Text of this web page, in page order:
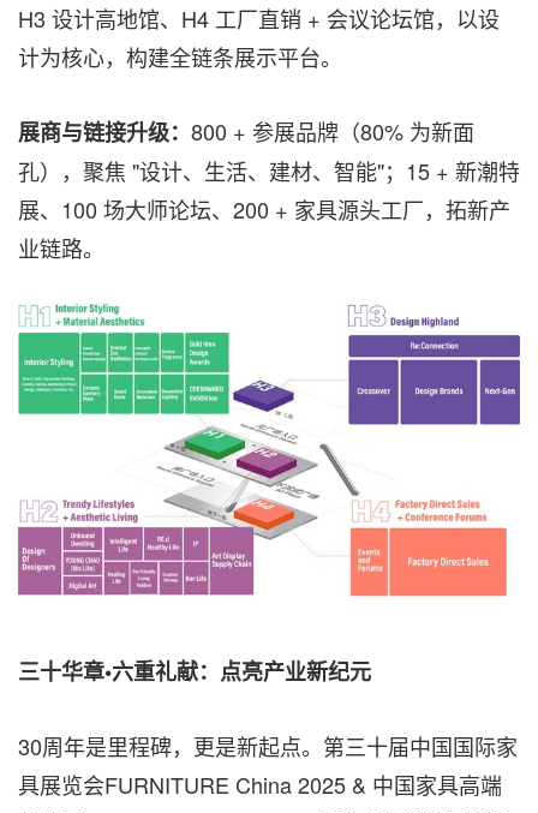
H3 设计高地馆、H4 工厂直销 + 会议论坛馆，以设
计为核心，构建全链条展示平台。
展商与链接升级： 800 + 参展品牌（80% 为新面
孔），聚焦 "设计、生活、建材、智能"；15 + 新潮特
展、100 场大师论坛、200 + 家具源头工厂，拓新产
业链路。
三十华章•六重礼献：点亮产业新纪元
30周年是里程碑，更是新起点。第三十届中国国际家
具展览会FURNITURE China 2025 & 中国家具高端